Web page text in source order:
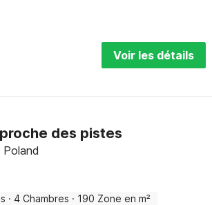
Voir les détails
des pistes
Poland
· 4 Chambres · 190 Zone en m²